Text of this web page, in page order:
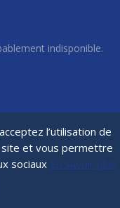
l’utilisation de
site et vous permettre
sociaux En savoir plus
indisponible.